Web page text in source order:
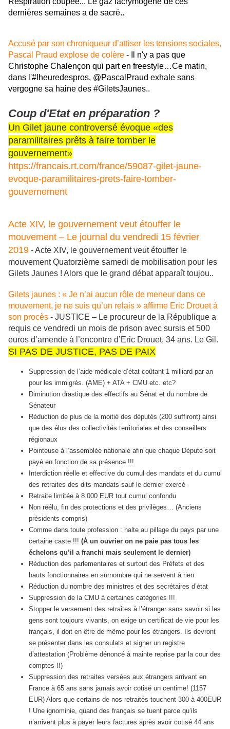
dernières semaines a de sacré..
Accusé par son chroniqueur d’attiser les tensions sociales,
Pascal Praud explose de colère - Il n'y a pas que
Christophe Chalençon qui part en freestyle…Ce matin,
dans l'#lheuredespros, @PascalPraud exhale sans
vergogne sa haine des #GiletsJaunes..
Coup d'Etat en préparation ?
Un Gilet jaune controversé évoque «des
paramilitaires prêts à faire tomber le
gouvernement»
https://francais.rt.com/france/59087-gilet-jaune-
evoque-paramilitaires-prets-faire-tomber-
gouvernement
Acte XIV, le gouvernement veut étouffer le
mouvement – Le journal du vendredi 15 février
2019 - Acte XIV, le gouvernement veut étouffer le
mouvement Quatorzième samedi de mobilisation pour les
Gilets Jaunes ! Alors que le grand débat apparaît toujou..
Gilets jaunes : « Je n’ai aucun rôle de meneur dans ce
mouvement, je ne suis qu’un relais » affirme Eric Drouet à
son procès - JUSTICE – Le procureur de la République a
requis ce vendredi un mois de prison avec sursis et 500
euros d’amende à l’encontre d’Eric Drouet, 34 ans. Le Gil.
SI PAS DE JUSTICE, PAS DE PAIX
Suppression de l’aide médicale d’état coûtant 1 milliard par an
pour les immigrés. (AME) + ATA + CMU etc. etc?
Diminution drastique des effectifs au Sénat et du nombre de
Sénateur
Réduction de plus de la moitié des députés (200 suffiront) ainsi
que des élus des collectivités territoriales et des conseillers
régionaux
Pointeuse à l’assemblée nationale afin que chaque Député soit
payé en fonction de sa présence !!!
Interdiction réelle et effective du cumul des mandats et du cumul
des retraites des dits mandats sauf le dernier exercé
Retraite limitée à 8.000 EUR tout cumul confondu
Non réélu, fin des protections et des privilèges… (Anciens
présidents compris)
Comme dans toute profession : halte au pillage du pays par une
certaine caste !!! (À un ouvrier on ne paie pas tous les
échelons qu’il a franchi mais seulement le dernier)
Réduction des parlementaires et surtout des Préfets et des
hauts fonctionnaires en surnombre qui ne servent à rien
Réduction du nombre des ministres et des secrétaires d’état
Suppression de la CMU à certaines catégories !!!
Stopper le versement des retraites à l’étranger sans savoir si les
gens sont toujours vivants, on exige un certificat de vie pour les
français, il doit en être de même pour les étrangers. Ils devront
se présenter dans les consulats et signer un registre
d’attestation (Problème dénoncé à mainte reprise par la cour des
comptes !!)
Suppression des retraites versées aux étrangers arrivant en
France à 65 ans sans jamais avoir cotisé un centime! (1157
EUR) Alors que certains de nos retraités touchent 300 à 400EUR
! Une ignominie, quand des français se tuent parce qu’ils
n’arrivent plus à payer leurs factures après avoir cotisé 44 ans